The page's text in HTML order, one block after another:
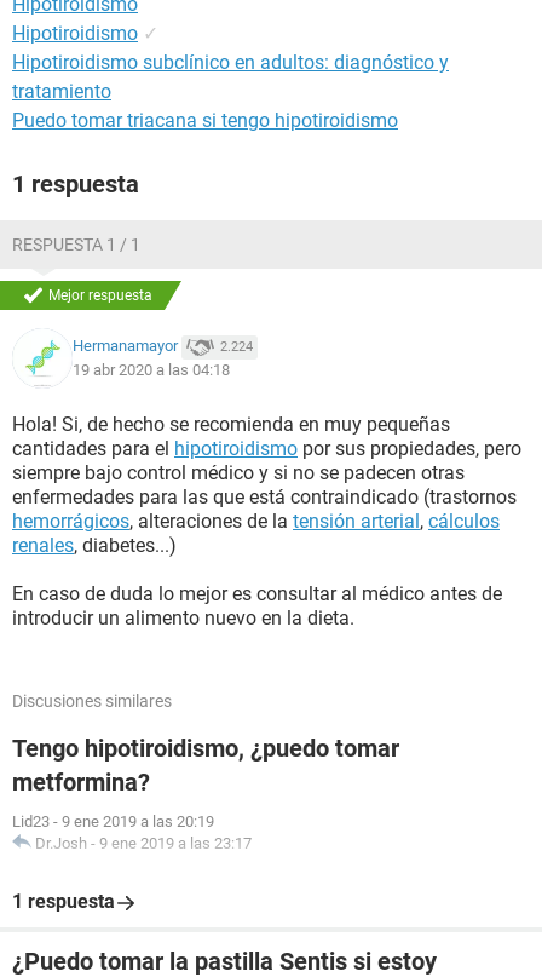
Hipotiroidismo ✓
Hipotiroidismo subclínico en adultos: diagnóstico y
tratamiento
Puedo tomar triacana si tengo hipotiroidismo
1 respuesta
RESPUESTA 1 / 1
Mejor respuesta
Hermanamayor 2.224
19 abr 2020 a las 04:18
Hola! Si, de hecho se recomienda en muy pequeñas
cantidades para el hipotiroidismo por sus propiedades, pero
siempre bajo control médico y si no se padecen otras
enfermedades para las que está contraindicado (trastornos
hemorrágicos, alteraciones de la tensión arterial, cálculos
renales, diabetes...)
En caso de duda lo mejor es consultar al médico antes de
introducir un alimento nuevo en la dieta.
Discusiones similares
Tengo hipotiroidismo, ¿puedo tomar
metformina?
Lid23 - 9 ene 2019 a las 20:19
Dr.Josh - 9 ene 2019 a las 23:17
1 respuesta
¿Puedo tomar la pastilla Sentis si estoy